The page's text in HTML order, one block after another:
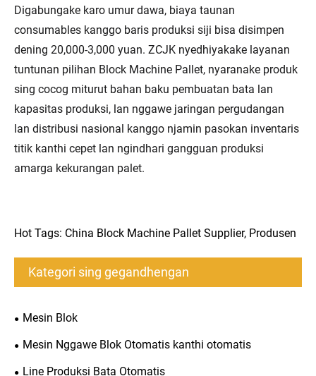
Digabungake karo umur dawa, biaya taunan
consumables kanggo baris produksi siji bisa disimpen
dening 20,000-3,000 yuan. ZCJK nyedhiyakake layanan
tuntunan pilihan Block Machine Pallet, nyaranake produk
sing cocog miturut bahan baku pembuatan bata lan
kapasitas produksi, lan nggawe jaringan pergudangan
lan distribusi nasional kanggo njamin pasokan inventaris
titik kanthi cepet lan ngindhari gangguan produksi
amarga kekurangan palet.
Hot Tags: China Block Machine Pallet Supplier, Produsen
Kategori sing gegandhengan
Mesin Blok
Mesin Nggawe Blok Otomatis kanthi otomatis
Line Produksi Bata Otomatis